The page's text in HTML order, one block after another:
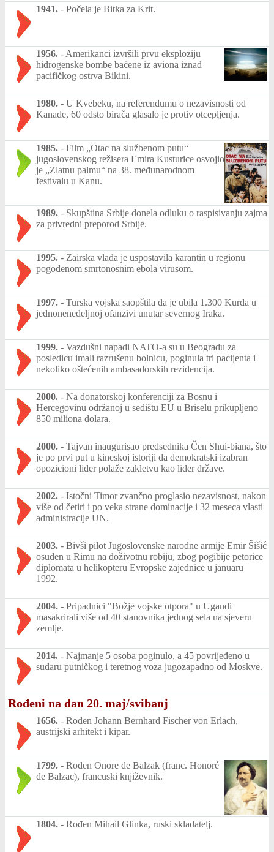
1941. - Počela je Bitka za Krit.
1956. - Amerikanci izvršili prvu eksploziju
hidrogenske bombe bačene iz aviona iznad
pacifičkog ostrva Bikini.
1980. - U Kvebeku, na referendumu o nezavisnosti od
Kanade, 60 odsto birača glasalo je protiv otcepljenja.
1985. - Film „Otac na službenom putu“
jugoslovenskog režisera Emira Kusturice osvojio
je „Zlatnu palmu“ na 38. međunarodnom
festivalu u Kanu.
1989. - Skupština Srbije donela odluku o raspisivanju zajma
za privredni preporod Srbije.
1995. - Zairska vlada je uspostavila karantin u regionu
pogođenom smrtonosnim ebola virusom.
1997. - Turska vojska saopštila da je ubila 1.300 Kurda u
jednonenedeljnoj ofanzivi unutar severnog Iraka.
1999. - Vazdušni napadi NATO-a su u Beogradu za
posledicu imali razrušenu bolnicu, poginula tri pacijenta i
nekoliko oštećenih ambasadorskih rezidencija.
2000. - Na donatorskoj konferenciji za Bosnu i
Hercegovinu održanoj u sedištu EU u Briselu prikupljeno
850 miliona dolara.
2000. - Tajvan inaugurisao predsednika Čen Shui-biana, što
je po prvi put u kineskoj istoriji da demokratski izabran
opozicioni lider polaže zakletvu kao lider države.
2002. - Istočni Timor zvančno proglasio nezavisnost, nakon
više od četiri i po veka strane dominacije i 32 meseca vlasti
administracije UN.
2003. - Bivši pilot Jugoslovenske narodne armije Emir Šišić
osuđen u Rimu na doživotnu robiju, zbog pogibije petorice
diplomata u helikopteru Evropske zajednice u januaru
1992.
2004. - Pripadnici "Božje vojske otpora" u Ugandi
masakrirali više od 40 stanovnika jednog sela na sjeveru
zemlje.
2014. - Najmanje 5 osoba poginulo, a 45 povrijeđeno u
sudaru putničkog i teretnog voza jugozapadno od Moskve.
Rođeni na dan 20. maj/svibanj
1656. - Rođen Johann Bernhard Fischer von Erlach,
austrijski arhitekt i kipar.
1799. - Rođen Onore de Balzak (franc. Honoré
de Balzac), francuski književnik.
1804. - Rođen Mihail Glinka, ruski skladatelj.